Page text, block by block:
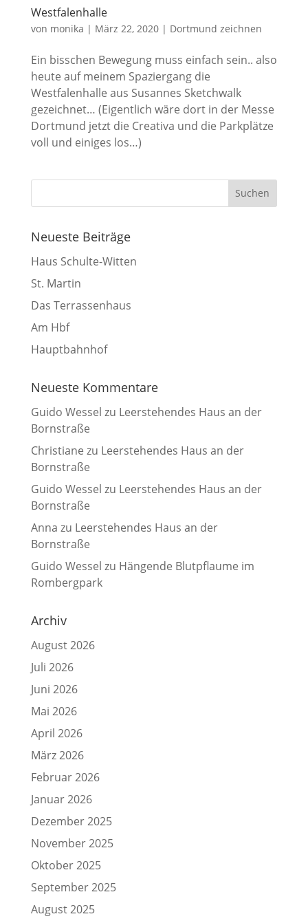
Westfalenhalle
von monika | März 22, 2020| Dortmund zeichnen
Ein bisschen Bewegung muss einfach sein.. also
heute auf meinem Spaziergang die
Westfalenhalle aus Susannes Sketchwalk
gezeichnet… (Eigentlich wäre dort in der Messe
Dortmund jetzt die Creativa und die Parkplätze
voll und einiges los…)
Neueste Beiträge
Haus Schulte-Witten
St. Martin
Das Terrassenhaus
Am Hbf
Hauptbahnhof
Neueste Kommentare
Guido Wessel zu Leerstehendes Haus an der
Bornstraße
Christiane zu Leerstehendes Haus an der
Bornstraße
Guido Wessel zu Leerstehendes Haus an der
Bornstraße
Anna zu Leerstehendes Haus an der
Bornstraße
Guido Wessel zu Hängende Blutpflaume im
Rombergpark
Archiv
August 2026
Juli 2026
Juni 2026
Mai 2026
April 2026
März 2026
Februar 2026
Januar 2026
Dezember 2025
November 2025
Oktober 2025
September 2025
August 2025